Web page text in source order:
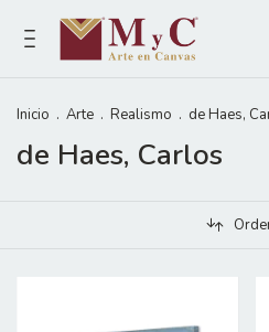
Inicio . Arte . Realismo . de Haes,
de Haes, Carlos